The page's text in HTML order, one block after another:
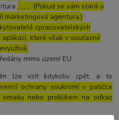
……… (Pokud se vám stará o
marketingová agentura.)
zpracovatelských
které však v současné
mimo území EU.
lze vzít kdykoliv zpět, a to
ochrany soukromí v patičce
nebo proklikem na odkaz